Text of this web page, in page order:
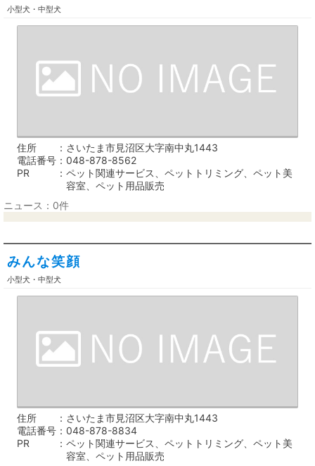
小型犬・中型犬
住所
さいたま市見沼区大字南中丸1443
電話番号
048-878-8562
PR
ペット関連サービス、ペットトリミング、ペット美
容室、ペット用品販売
ニュース：0件
みんな笑顔
小型犬・中型犬
住所
さいたま市見沼区大字南中丸1443
電話番号
048-878-8834
PR
ペット関連サービス、ペットトリミング、ペット美
容室、ペット用品販売